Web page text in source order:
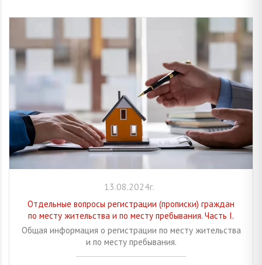
13.08.2024г.
Отдельные вопросы регистрации (прописки) граждан
по месту жительства и по месту пребывания. Часть I.
Общая информация о регистрации по месту жительства
и по месту пребывания.